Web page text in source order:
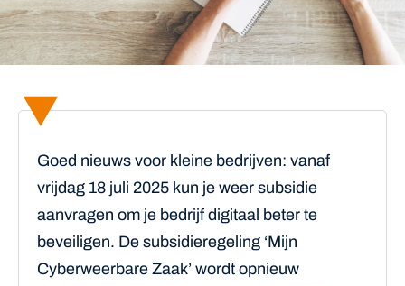
Goed nieuws voor kleine bedrijven: vanaf
vrijdag 18 juli 2025 kun je weer subsidie
aanvragen om je bedrijf digitaal beter te
beveiligen. De subsidieregeling ‘Mijn
Cyberweerbare Zaak’ wordt opnieuw